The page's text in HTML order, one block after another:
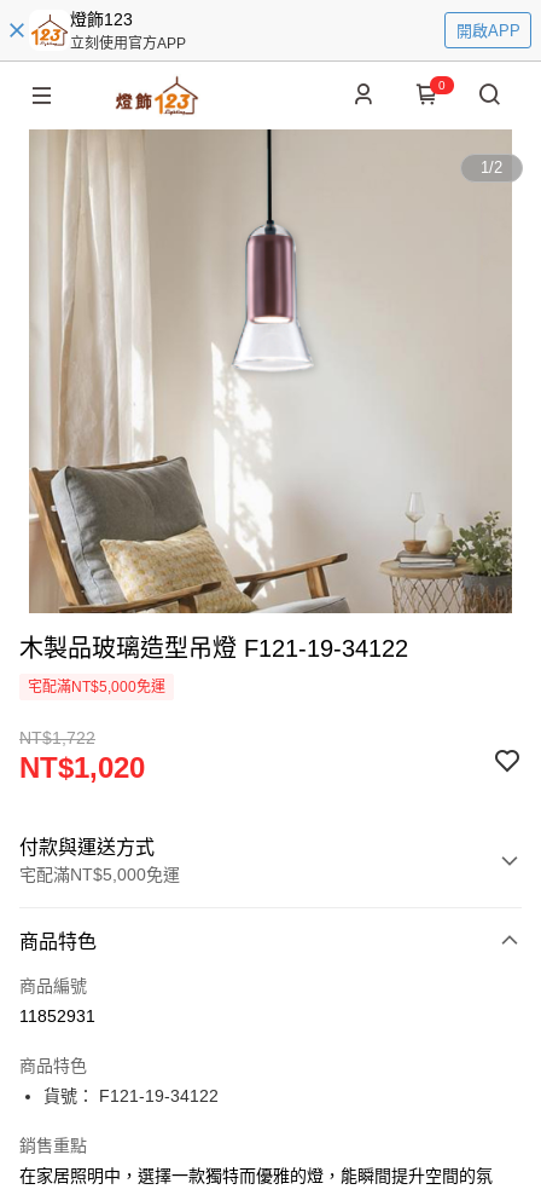
燈飾123
立刻使用官方APP
開啟APP
0
1/2
木製品玻璃造型吊燈 F121-19-34122
宅配滿NT$5,000免運
NT$1,722
NT$1,020
付款與運送方式
宅配滿NT$5,000免運
信用卡一次付款
LINE Pay
街口支付
悠遊付
Google Pay
商品特色
商品編號
11852931
商品特色
貨號： F121-19-34122
銷售重點
在家居照明中，選擇一款獨特而優雅的燈，能瞬間提升空間的氛